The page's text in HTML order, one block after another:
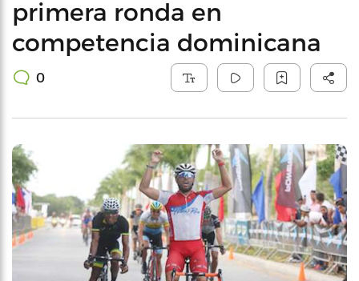
primera ronda en
competencia dominicana
0